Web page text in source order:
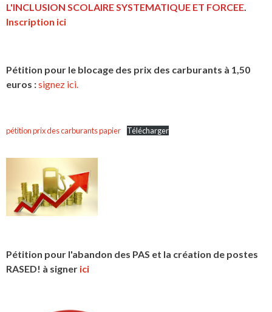
L'INCLUSION SCOLAIRE SYSTEMATIQUE ET FORCEE
Inscription ici
Pétition pour le blocage des prix des carburants à 1,50
euros :signez ici.
pétition prix des carburants papier Télécharger
Pétition pour l'abandon des PAS et la création de postes
RASED! à signer ici